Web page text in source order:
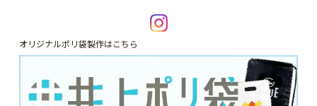
オリジナルポリ袋製作はこちら